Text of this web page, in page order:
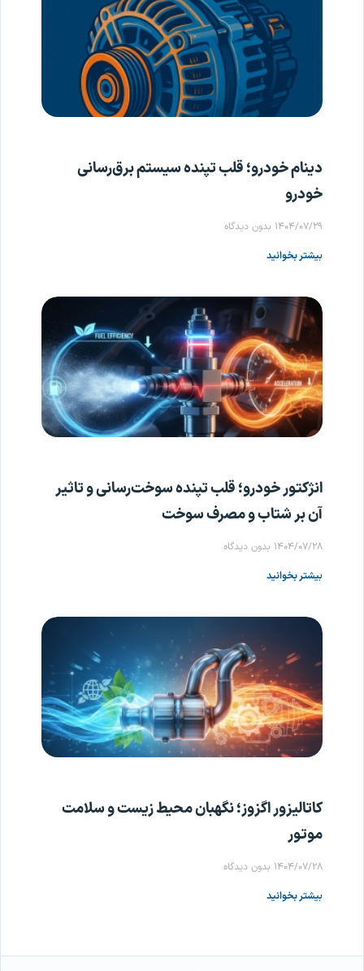
دینام خودرو؛ قلب تپنده سیستم برق‌رسانی
خودرو
۱۴۰۴/۰۷/۲۹ بدون دیدگاه
بیشتر بخوانید
انژکتور خودرو؛ قلب تپنده سوخت‌رسانی و تاثیر
آن بر شتاب و مصرف سوخت
۱۴۰۴/۰۷/۲۸ بدون دیدگاه
بیشتر بخوانید
کاتالیزور اگزوز؛ نگهبان محیط زیست و سلامت
موتور
۱۴۰۴/۰۷/۲۸ بدون دیدگاه
بیشتر بخوانید